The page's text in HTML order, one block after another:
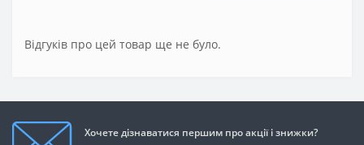
Відгуків про цей товар ще не було.
Хочете дізнаватися першим про акції і знижки?